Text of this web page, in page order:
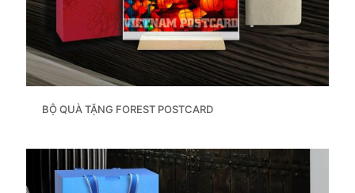
BỘ QUÀ TẶNG FOREST POSTCARD